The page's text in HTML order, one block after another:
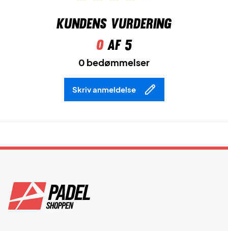
Kundens vurdering
0af 5
0 bedømmelser
Skriv anmeldelse